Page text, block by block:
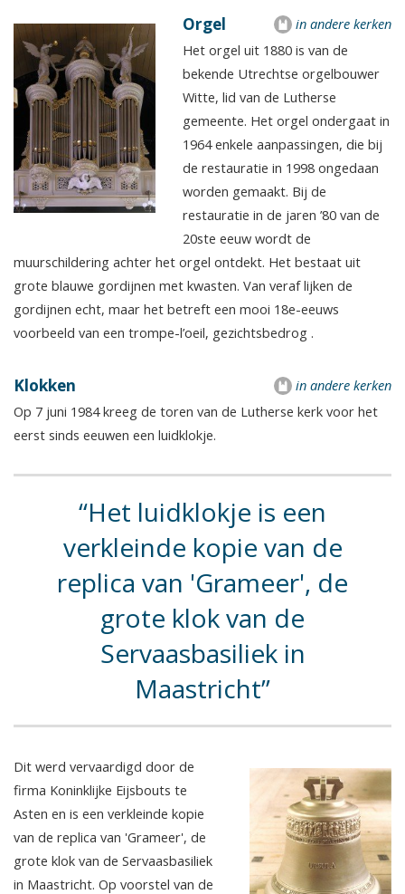
in andere kerken
Orgel
Het orgel uit 1880 is van de
bekende Utrechtse orgelbouwer
Witte, lid van de Lutherse
gemeente. Het orgel ondergaat in
1964 enkele aanpassingen, die bij
de restauratie in 1998 ongedaan
worden gemaakt. Bij de
restauratie in de jaren ’80 van de
20ste eeuw wordt de
muurschildering achter het orgel ontdekt. Het bestaat uit
grote blauwe gordijnen met kwasten. Van veraf lijken de
gordijnen echt, maar het betreft een mooi 18e-eeuws
voorbeeld van een trompe-l’oeil, gezichtsbedrog .
in andere kerken
Klokken
Op 7 juni 1984 kreeg de toren van de Lutherse kerk voor het
eerst sinds eeuwen een luidklokje.
Het luidklokje is een
verkleinde kopie van de
replica van 'Grameer', de
grote klok van de
Servaasbasiliek in
Maastricht
Dit werd vervaardigd door de
firma Koninklijke Eijsbouts te
Asten en is een verkleinde kopie
van de replica van 'Grameer', de
grote klok van de Servaasbasiliek
in Maastricht. Op voorstel van de